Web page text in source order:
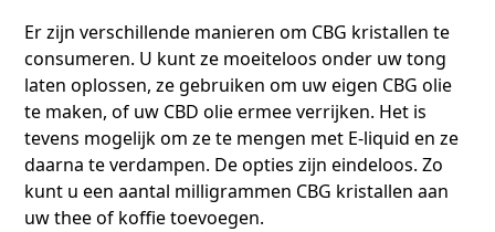
Er zijn verschillende manieren om CBG kristallen te
consumeren. U kunt ze moeiteloos onder uw tong
laten oplossen, ze gebruiken om uw eigen CBG olie
te maken, of uw CBD olie ermee verrijken. Het is
tevens mogelijk om ze te mengen met E-liquid en ze
daarna te verdampen. De opties zijn eindeloos. Zo
kunt u een aantal milligrammen CBG kristallen aan
uw thee of koffie toevoegen.